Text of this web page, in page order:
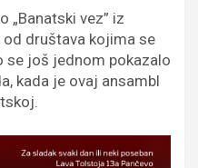
„Banatski vez” iz
društava kojima se
se još jednom pokazalo
kada je ovaj ansambl